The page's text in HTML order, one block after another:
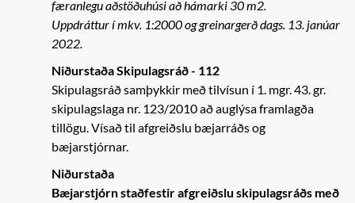
færanlegu aðstöðuhúsi að hámarki 30 m2.
Uppdráttur í mkv. 1:2000 og greinargerð dags. 13. janúar
2022.
Niðurstaða Skipulagsráð - 112
Skipulagsráð samþykkir með tilvísun í 1. mgr. 43. gr.
skipulagslaga nr. 123/2010 að auglýsa framlagða
tillögu. Vísað til afgreiðslu bæjarráðs og
bæjarstjórnar.
Niðurstaða
Bæjarstjórn staðfestir afgreiðslu skipulagsráðs með